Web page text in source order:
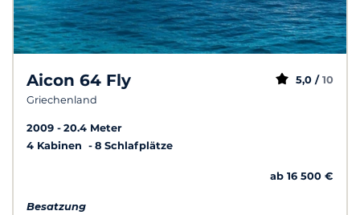
Aicon 64 Fly
Griechenland
5,0 / 10
2009
20.4 Meter
4 Kabinen
8 Schlafplätze
ab 16 500 €
Besatzung